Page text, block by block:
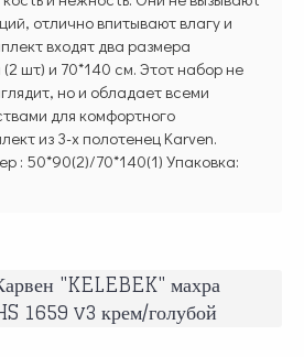
отлично впитывают влагу и
входят два размера
шт) и 70*140 см. Этот набор не
но и обладает всеми
для комфортного
из 3-х полотенец Karven.
: 50*90(2)/70*140(1) Упаковка:
"KELEBEK" махра
1659 v3 крем/голубой